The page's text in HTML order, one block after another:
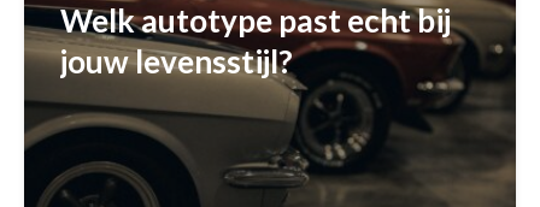
Welk autotype past echt bij
jouw levensstijl?